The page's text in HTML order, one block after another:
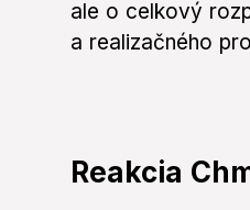
ale o celkový
a realizačného
Reakcia